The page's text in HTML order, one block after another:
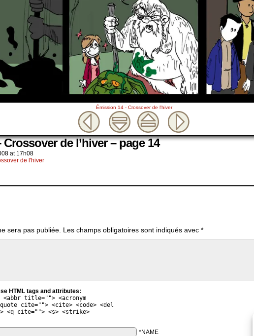
Émission 14 - Crossover de l'hiver
de l’hiver – page 14
at 17h08
de l'hiver
sera pas publiée. Les champs obligatoires sont indiqués avec *
HTML tags and attributes:
title=""> <acronym
cite=""> <cite> <code> <del
<q cite=""> <s> <strike>
*NAME